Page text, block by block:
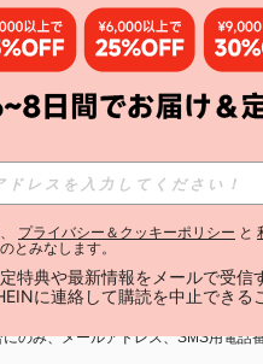
のみ、メールアドレス、SMS用電話
プライバシー＆クッキーポリシー と
とみなします。
特典や最新情報をメールで受信
に連絡して購読を中止できる